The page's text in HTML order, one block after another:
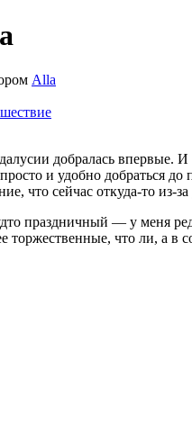
Alla
добралась впервые.
и удобно добраться до
что сейчас откуда-то
праздничный — у меня
торжественные, что ли, а